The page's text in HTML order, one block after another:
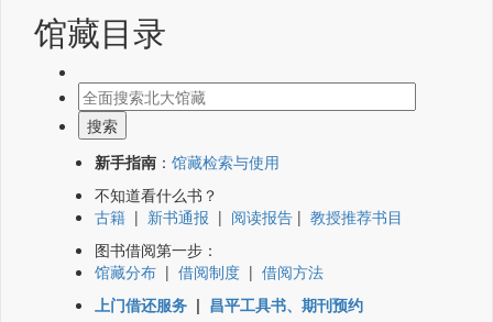
馆藏目录
新手指南 ： 馆藏检索与使用
不知道看什么书？
古籍 | 新书通报 | 阅读报告 | 教授推荐书目
图书借阅第一步：
馆藏分布 | 借阅制度 | 借阅方法
上门借还服务 | 昌平工具书、期刊预约